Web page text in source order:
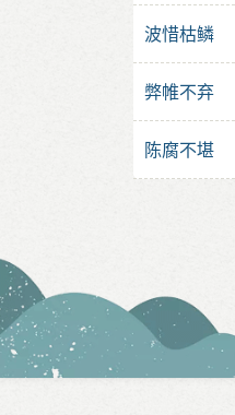
波惜枯鳞
弊帷不弃
陈腐不堪